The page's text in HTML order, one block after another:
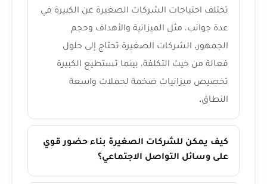
تختلف احتياجات الشركات الصغيرة عن الكبيرة في
عدة جوانب، مثل الميزانية والأهداف وحجم
الجمهور. الشركات الصغيرة تحتاج إلى حلول
فعالة من حيث التكلفة، بينما تستطيع الكبيرة
تخصيص ميزانيات ضخمة لحملات واسعة
النطاق.
كيف يمكن للشركات الصغيرة بناء حضور قوي
على وسائل التواصل الاجتماعي؟